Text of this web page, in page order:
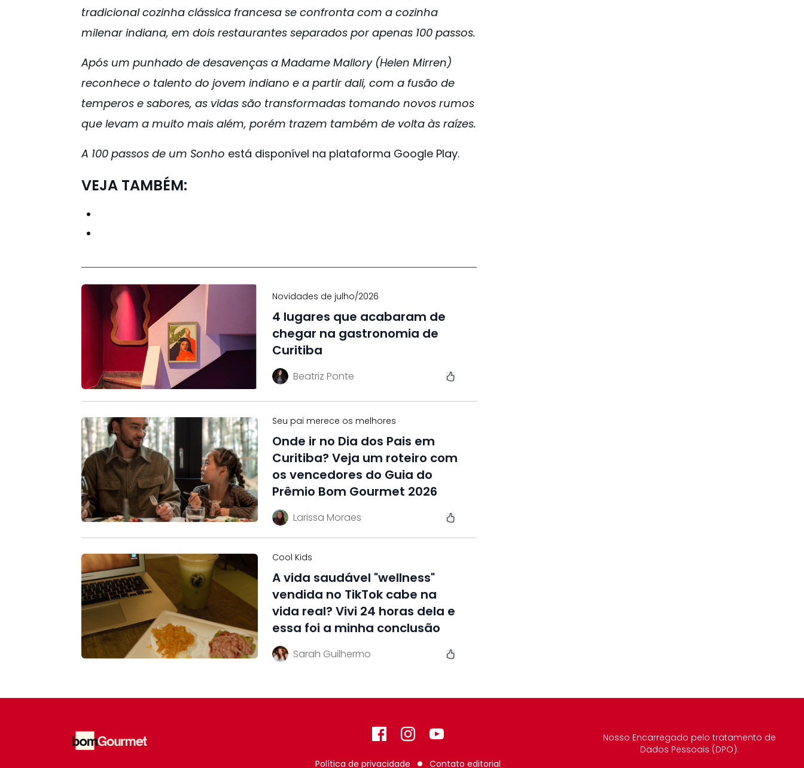
tradicional cozinha clássica francesa se confronta com a cozinha
milenar indiana, em dois restaurantes separados por apenas 100 passos.
Após um punhado de desavenças a Madame Mallory (Helen Mirren)
reconhece o talento do jovem indiano e a partir dali, com a fusão de
temperos e sabores, as vidas são transformadas tomando novos rumos
que levam a muito mais além, porém trazem também de volta às raízes.
A 100 passos de um Sonho está disponível na plataforma Google Play.
VEJA TAMBÉM:
Novidades de julho/2026
4 lugares que acabaram de
chegar na gastronomia de
Curitiba
Beatriz Ponte
Seu pai merece os melhores
Onde ir no Dia dos Pais em
Curitiba? Veja um roteiro com
os vencedores do Guia do
Prêmio Bom Gourmet 2026
Larissa Moraes
Cool Kids
A vida saudável "wellness"
vendida no TikTok cabe na
vida real? Vivi 24 horas dela e
essa foi a minha conclusão
Sarah Guilhermo
FacebookInstagram
GitHub
Política de privacidade Contato editorial
Nosso Encarregado pelo tratamento de
Dados Pessoais (DPO):